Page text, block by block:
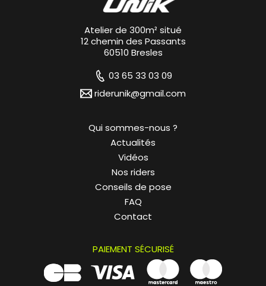
Atelier de 300m² situé
12 chemin des Passants
60510 Bresles
03 65 33 03 09
riderunik@gmail.com
Qui sommes-nous ?
Actualités
Vidéos
Nos riders
Conseils de pose
FAQ
Contact
PAIEMENT SÉCURISÉ